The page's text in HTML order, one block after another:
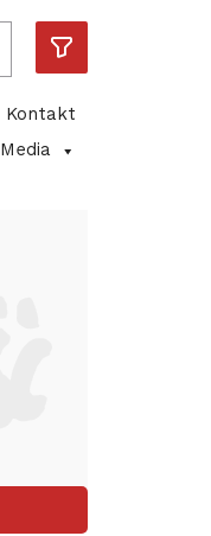
Kontakt
Media